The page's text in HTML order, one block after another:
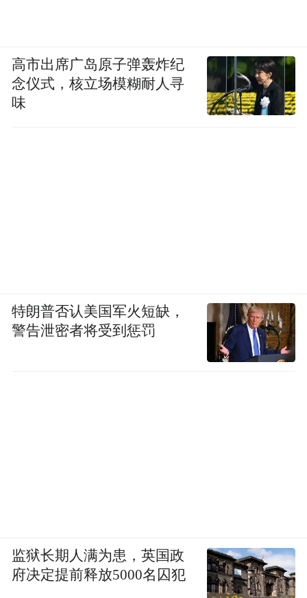
高市出席广岛原子弹轰炸纪
念仪式，核立场模糊耐人寻
味
特朗普否认美国军火短缺，
警告泄密者将受到惩罚
监狱长期人满为患，英国政
府决定提前释放5000名囚犯